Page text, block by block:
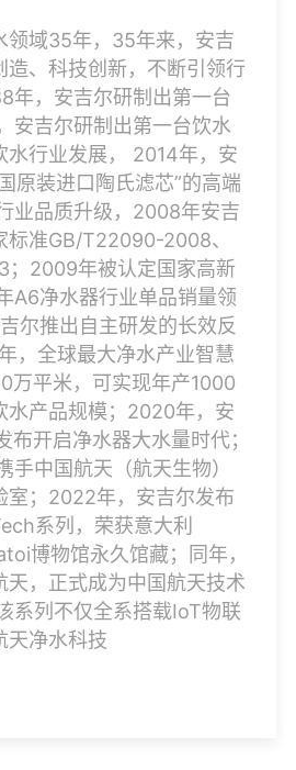
领域35年，35年来，安吉
造、科技创新，不断引领行
年，安吉尔研制出第一台
安吉尔研制出第一台饮水
水行业发展， 2014年，安
原装进口陶氏滤芯”的高端
业品质升级，2008年安吉
标准GB/T22090-2008、
；2009年被认定国家高新
A6净水器行业单品销量领
尔推出自主研发的长效反
，全球最大净水产业智慧
万平米，可实现年产1000
水产品规模；2020年，安
布开启净水器大水量时代；
手中国航天（航天生物）
室；2022年，安吉尔发布
系列，荣获意大利
博物馆永久馆藏；同年，
天，正式成为中国航天技术
系列不仅全系搭载IoT物联
天净水科技